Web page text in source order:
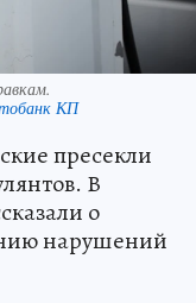
КП
пресекли
В
о
нарушений